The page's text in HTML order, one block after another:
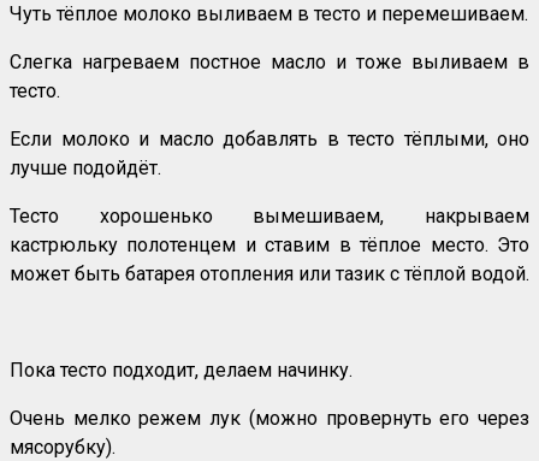
Чуть тёплое молоко выливаем в тесто и перемешиваем.
Слегка нагреваем постное масло и тоже выливаем в
тесто.
Если молоко и масло добавлять в тесто тёплыми, оно
лучше подойдёт.
Тесто хорошенько вымешиваем, накрываем
кастрюльку полотенцем и ставим в тёплое место. Это
может быть батарея отопления или тазик с тёплой водой.
Пока тесто подходит, делаем начинку.
Очень мелко режем лук (можно провернуть его через
мясорубку).